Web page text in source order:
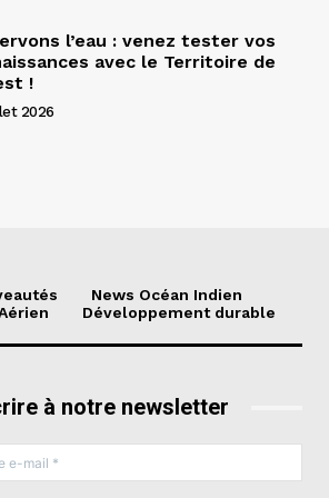
l’eau : venez tester vos
avec le Territoire de
!
2026
News Océan Indien
Développement durable
à notre newsletter